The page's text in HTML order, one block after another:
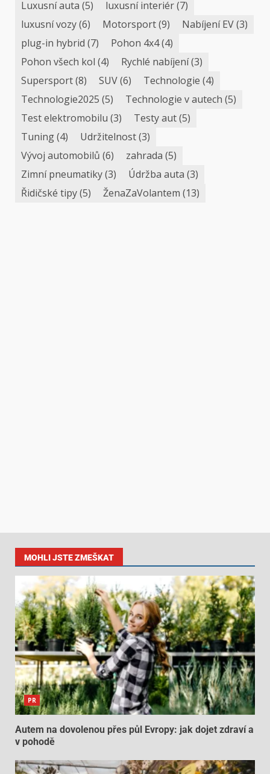
Luxusní auta (5) luxusní interiér(7)
luxusní vozy(6) Motorsport(9) Nabíjení EV(3)
plug-in hybrid (7) Pohon 4x4(4)
Pohon všech kol (4) Rychlé nabíjení(3)
Supersport(8) SUV(6) Technologie (4)
Technologie2025 (5) Technologie v autech (5)
Test elektromobilu (3) Testy aut(5)
Tuning(4) Udržitelnost(3)
Vývoj automobilů (6) zahrada (5)
Zimní pneumatiky(3) Údržba auta (3)
Řidičské tipy(5) ŽenaZaVolantem (13)
MOHLI JSTE ZMEŠKAT
PR
Autem na dovolenou přes půl Evropy: jak dojet zdraví a
v pohodě